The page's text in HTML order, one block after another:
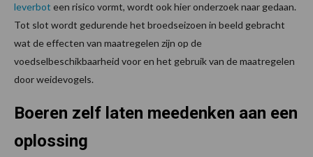
leverbot een risico vormt, wordt ook hier onderzoek naar gedaan.
Tot slot wordt gedurende het broedseizoen in beeld gebracht
wat de effecten van maatregelen zijn op de
voedselbeschikbaarheid voor en het gebruik van de maatregelen
door weidevogels.
Boeren zelf laten meedenken aan een
oplossing